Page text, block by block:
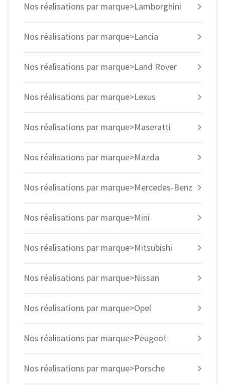
Nos réalisations par marque>Lamborghini
Nos réalisations par marque>Lancia
Nos réalisations par marque>Land Rover
Nos réalisations par marque>Lexus
Nos réalisations par marque>Maseratti
Nos réalisations par marque>Mazda
Nos réalisations par marque>Mercedes-Benz
Nos réalisations par marque>Mini
Nos réalisations par marque>Mitsubishi
Nos réalisations par marque>Nissan
Nos réalisations par marque>Opel
Nos réalisations par marque>Peugeot
Nos réalisations par marque>Porsche